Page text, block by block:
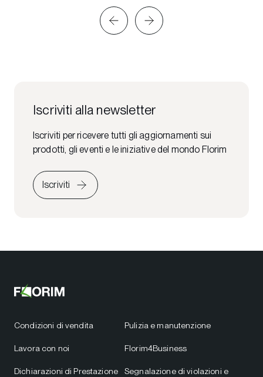
Iscriviti alla newsletter
Iscriviti per ricevere tutti gli aggiornamenti sui
prodotti, gli eventi e le iniziative del mondo Florim
Iscriviti
Condizioni di vendita
Lavora con noi
Dichiarazioni di Prestazione
Pulizia e manutenzione
Florim4Business
Segnalazione di violazioni e